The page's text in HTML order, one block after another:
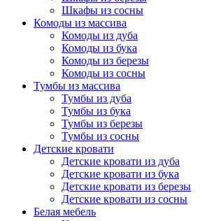
Шкафы из сосны
Комоды из массива
Комоды из дуба
Комоды из бука
Комоды из березы
Комоды из сосны
Тумбы из массива
Тумбы из дуба
Тумбы из бука
Тумбы из березы
Тумбы из сосны
Детские кровати
Детские кровати из дуба
Детские кровати из бука
Детские кровати из березы
Детские кровати из сосны
Белая мебель